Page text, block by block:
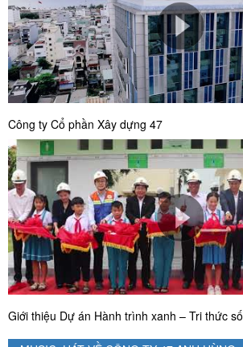
Công ty Cổ phần Xây dựng 47
Giới thiệu Dự án Hành trình xanh – Tri thức số